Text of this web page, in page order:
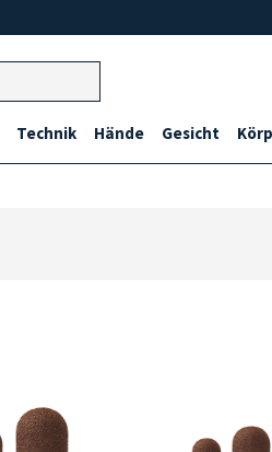
Technik Hände Gesicht